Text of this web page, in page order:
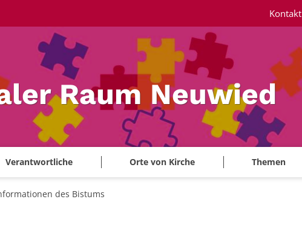
Raum Neuwied
Verantwortliche Orte von Kirche Themen
Kontakt
des Bistums